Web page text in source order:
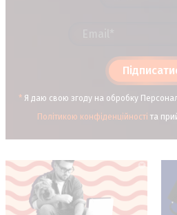
* Я даю свою згоду на обробку
Політикою конфіденційності та